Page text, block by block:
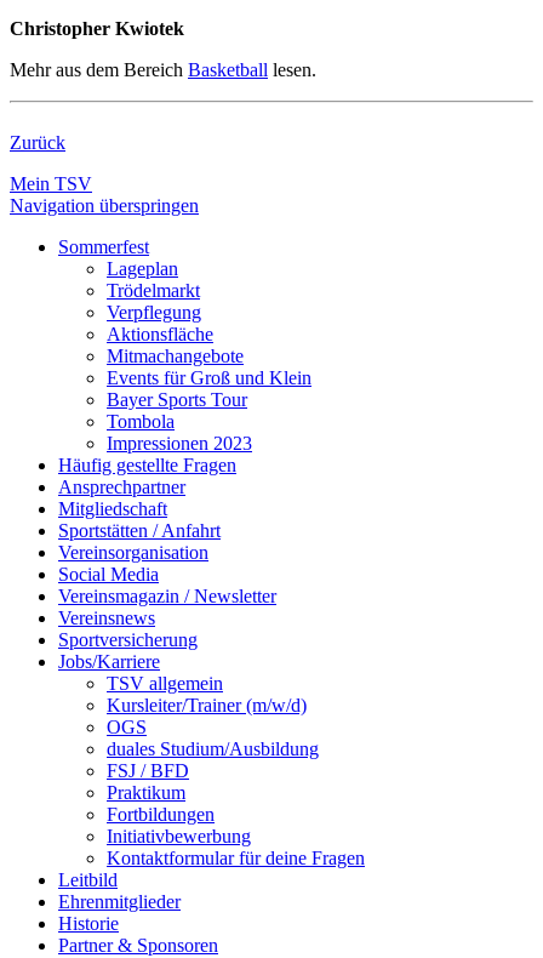
Christopher Kwiotek
Mehr aus dem Bereich Basketball lesen.
Zurück
Mein TSV
Navigation überspringen
Sommerfest
Lageplan
Trödelmarkt
Verpflegung
Aktionsfläche
Mitmachangebote
Events für Groß und Klein
Bayer Sports Tour
Tombola
Impressionen 2023
Häufig gestellte Fragen
Ansprechpartner
Mitgliedschaft
Sportstätten / Anfahrt
Vereinsorganisation
Social Media
Vereinsmagazin / Newsletter
Vereinsnews
Sportversicherung
Jobs/Karriere
TSV allgemein
Kursleiter/Trainer (m/w/d)
OGS
duales Studium/Ausbildung
FSJ / BFD
Praktikum
Fortbildungen
Initiativbewerbung
Kontaktformular für deine Fragen
Leitbild
Ehrenmitglieder
Historie
Partner & Sponsoren